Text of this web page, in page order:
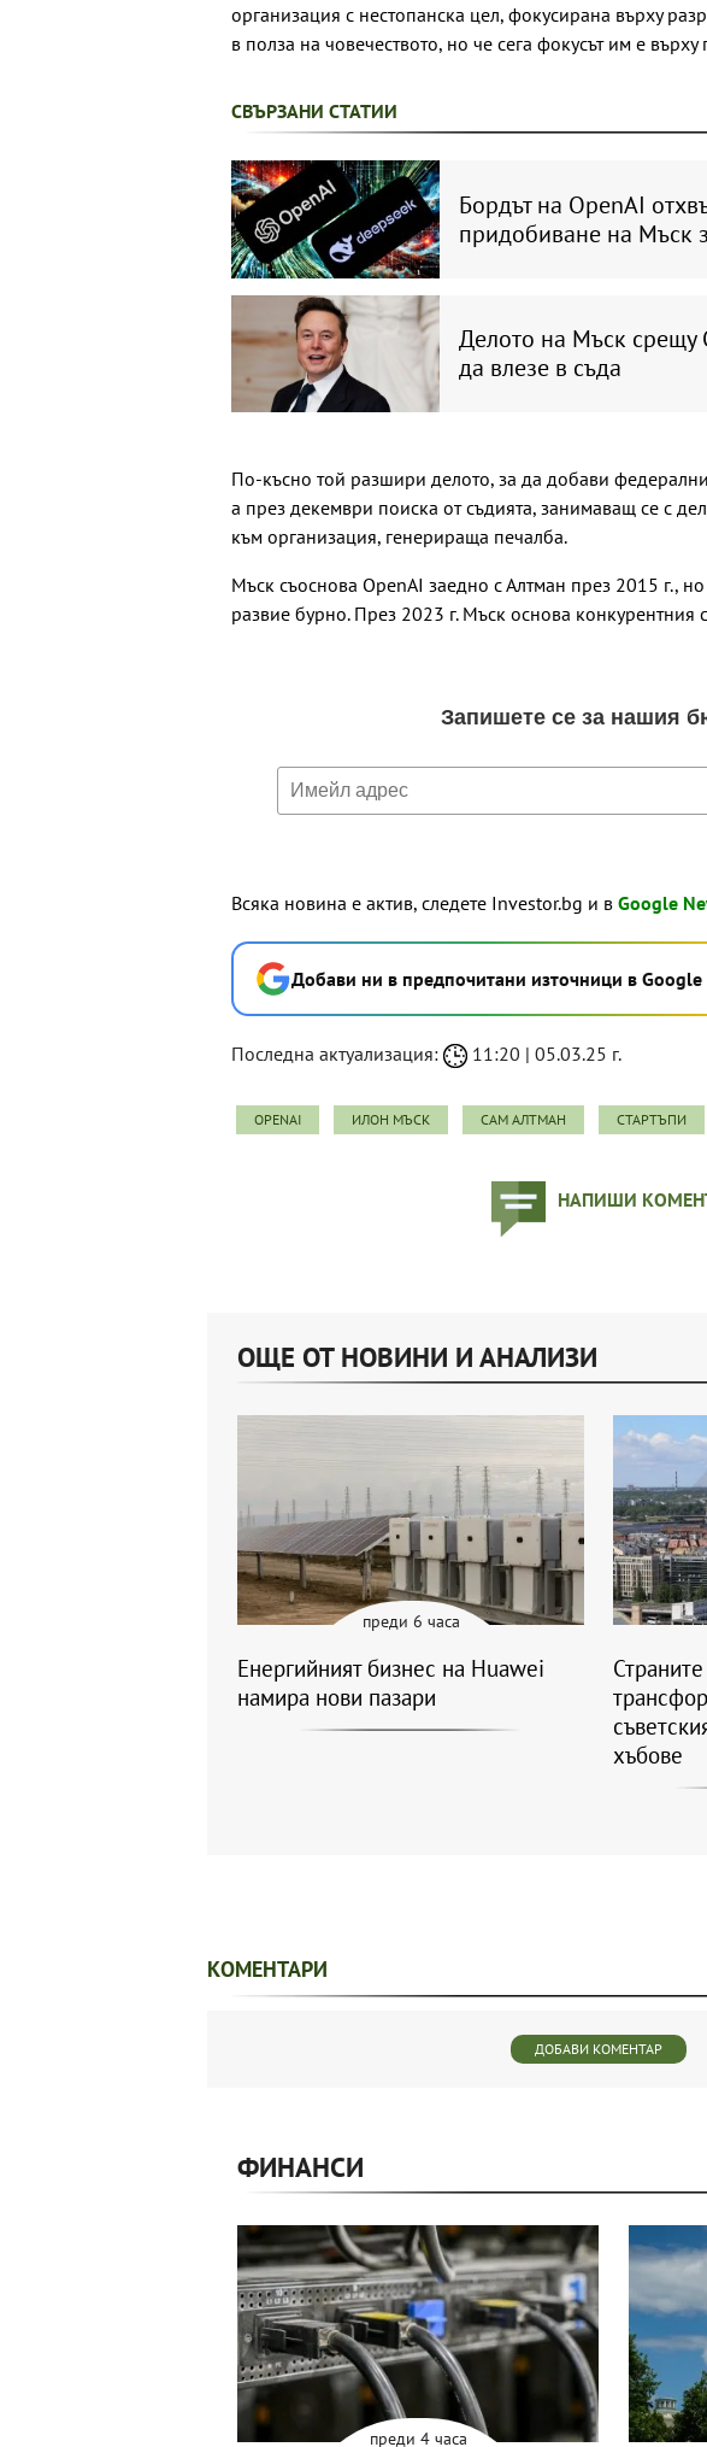
организация с нестопанска цел, фокусирана върху
в полза на човечеството, но че сега фокусът им е
СВЪРЗАНИ СТАТИИ
Бордът на OpenAI
придобиване на Мъск
Делото на Мъск срещу
да влезе в съда
По-късно той разшири делото, за да добави
а през декември поиска от съдията, занимаващ се с
към организация, генерираща печалба.
Мъск съоснова OpenAI заедно с Алтман през 2015 г.,
развие бурно. През 2023 г. Мъск основа конкурентния
Всяка новина е актив, следете Investor.bg и в Google
Добави ни в предпочитани източници в Google
Последна актуализация: 11:20 | 05.03.25 г.
OPENAI ИЛОН МЪСК САМ АЛТМАН СТАРТЪПИ
НАПИШИ
ОЩЕ ОТ НОВИНИ И АНАЛИЗИ
преди 6 часа
Енергийният бизнес на Huawei
намира нови пазари
хъбове
КОМЕНТАРИ
ДОБАВИ КОМЕНТАР
ФИНАНСИ
преди 4 часа